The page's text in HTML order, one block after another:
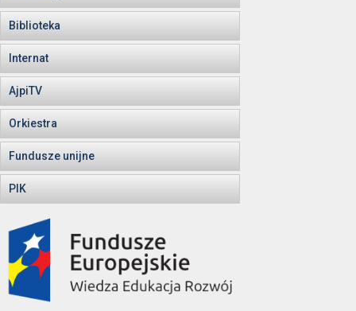
Biblioteka
Internat
AjpiTV
Orkiestra
Fundusze unijne
PIK